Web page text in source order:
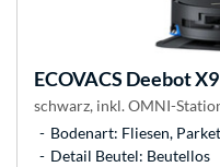
ECOVACS Deebot
schwarz, inkl. OMNI-
Bodenart: Fliesen,
Detail Beutel: Beutellos